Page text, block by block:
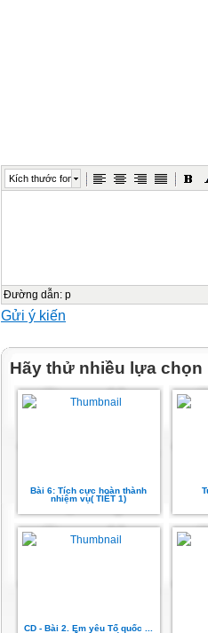
Kích thước font
Đường dẫn: p
Gửi ý kiến
Hãy thử nhiều lựa chọn
Bài 6: Tích cực hoàn thành
nhiệm vụ( TIẾT 1)
CD - Bài 2. Em yêu Tổ quốc ...